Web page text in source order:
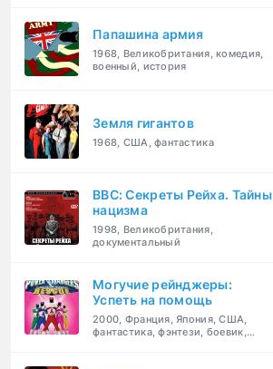
Папашина армия
1968, Великобритания, комедия,
военный, история
Земля гигантов
1968, США, фантастика
BBC: Секреты Рейха. Тайны
нацизма
1998, Великобритания,
документальный
Могучие рейнджеры:
Успеть на помощь
2000, Франция, Япония, США,
фантастика, фэнтези, боевик,